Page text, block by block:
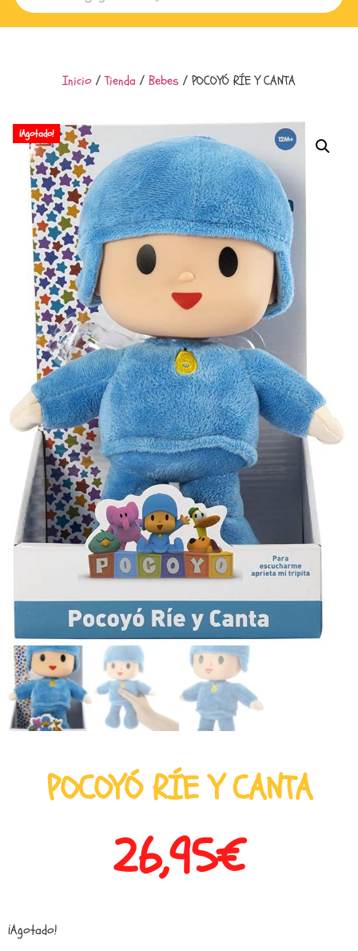
Inicio /Tienda / Bebes / POCOYÓ RÍE Y CANTA
¡Agotado!
POCOYÓ RÍE Y CANTA
26,95€
¡Agotado!